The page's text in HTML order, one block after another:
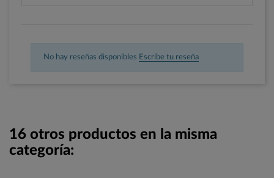
No hay reseñas disponibles Escribe tu reseña
16 otros productos en la misma
categoría: